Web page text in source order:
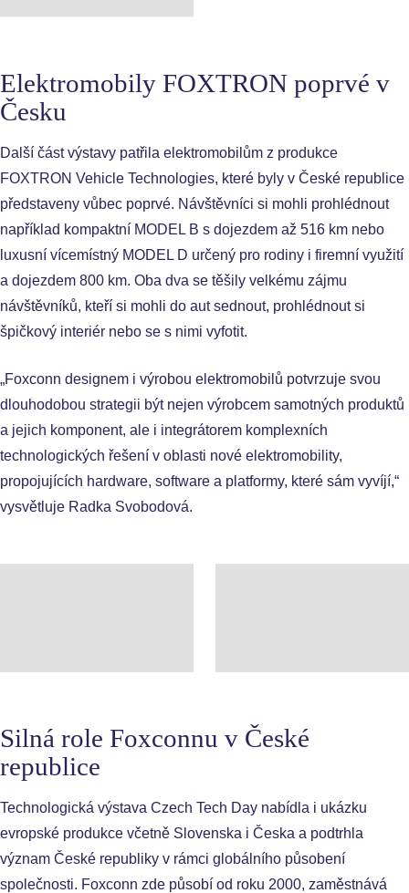
Elektromobily FOXTRON poprvé v
Česku
Další část výstavy patřila elektromobilům z produkce
FOXTRON Vehicle Technologies, které byly v České republice
představeny vůbec poprvé. Návštěvníci si mohli prohlédnout
například kompaktní MODEL B s dojezdem až 516 km nebo
luxusní vícemístný MODEL D určený pro rodiny i firemní využití
a dojezdem 800 km. Oba dva se těšily velkému zájmu
návštěvníků, kteří si mohli do aut sednout, prohlédnout si
špičkový interiér nebo se s nimi vyfotit.
„Foxconn designem i výrobou elektromobilů potvrzuje svou
dlouhodobou strategii být nejen výrobcem samotných produktů
a jejich komponent, ale i integrátorem komplexních
technologických řešení v oblasti nové elektromobility,
propojujících hardware, software a platformy, které sám vyvíjí,“
vysvětluje Radka Svobodová.
Silná role Foxconnu v České
republice
Technologická výstava Czech Tech Day nabídla i ukázku
evropské produkce včetně Slovenska i Česka a podtrhla
význam České republiky v rámci globálního působení
společnosti. Foxconn zde působí od roku 2000, zaměstnává